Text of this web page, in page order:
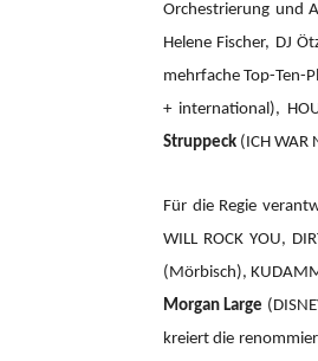
Orchestrierung und
Helene Fischer, DJ
mehrfache Top-Ten-
+ international),
Struppeck (ICH WAR
Für die Regie
WILL ROCK YOU,
(Mörbisch),
Morgan Large
kreiert die